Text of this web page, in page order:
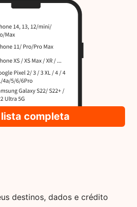
completa
destinos, dados e crédito